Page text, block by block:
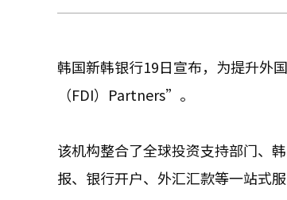
韩国新韩银行19日宣布，为提升外
（FDI）Partners”。
该机构整合了全球投资支持部门、
报、银行开户、外汇汇款等一站式